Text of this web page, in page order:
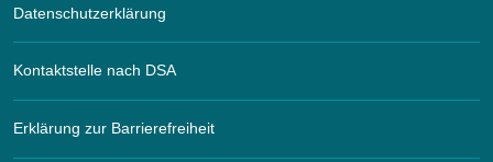
Datenschutzerklärung
Kontaktstelle nach DSA
Erklärung zur Barrierefreiheit